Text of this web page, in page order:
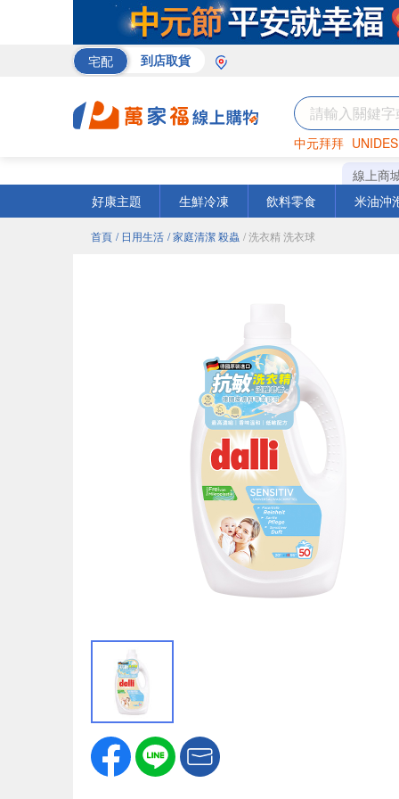
宅配 到店取貨
中元拜拜
罐頭 咖啡
線上商
好康主題
生鮮冷凍 飲料零食 米油沖
首頁 / 日用生活 / 家庭清潔 殺蟲 / 洗衣精 洗衣球